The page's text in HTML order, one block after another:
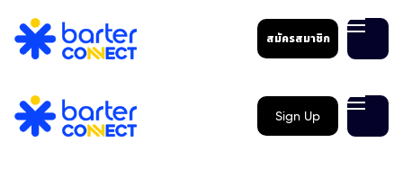
สมัครสมาชิก
Sign Up